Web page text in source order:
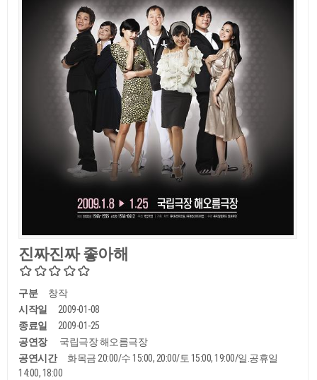
진짜진짜 좋아해
구분
창작
시작일
2009-01-08
종료일
2009-01-25
공연장
국립극장 해오름극장
공연시간
화목금 20:00/수 15:00, 20:00/토 15:00, 19:00/일.공휴일
14:00, 18:00